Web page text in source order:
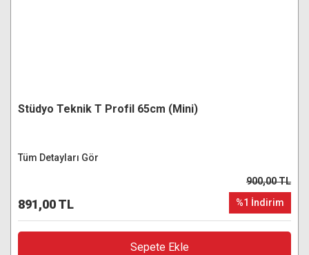
Stüdyo Teknik T Profil 65cm (Mini)
Tüm Detayları Gör
891,00 TL
900,00 TL
%1 İndirim
Sepete Ekle